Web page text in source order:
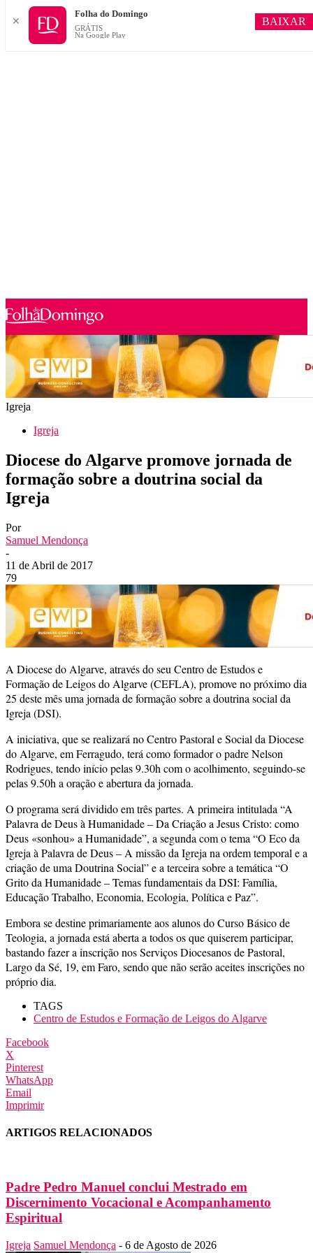
Igreja
Igreja
Diocese do Algarve promove jornada de
formação sobre a doutrina social da
Igreja
Por
Samuel Mendonça
-
11 de Abril de 2017
79
A Diocese do Algarve, através do seu Centro de Estudos e
Formação de Leigos do Algarve (CEFLA), promove no próximo dia
25 deste mês uma jornada de formação sobre a doutrina social da
Igreja (DSI).
A iniciativa, que se realizará no Centro Pastoral e Social da Diocese
do Algarve, em Ferragudo, terá como formador o padre Nelson
Rodrigues, tendo início pelas 9.30h com o acolhimento, seguindo-se
pelas 9.50h a oração e abertura da jornada.
O programa será dividido em três partes. A primeira intitulada “A
Palavra de Deus à Humanidade – Da Criação a Jesus Cristo: como
Deus «sonhou» a Humanidade”, a segunda com o tema “O Eco da
Igreja à Palavra de Deus – A missão da Igreja na ordem temporal e a
criação de uma Doutrina Social” e a terceira sobre a temática “O
Grito da Humanidade – Temas fundamentais da DSI: Família,
Educação Trabalho, Economia, Ecologia, Política e Paz”.
Embora se destine primariamente aos alunos do Curso Básico de
Teologia, a jornada está aberta a todos os que quiserem participar,
bastando fazer a inscrição nos Serviços Diocesanos de Pastoral,
Largo da Sé, 19, em Faro, sendo que não serão aceites inscrições no
próprio dia.
TAGS
Centro de Estudos e Formação de Leigos do Algarve
Facebook
X
Pinterest
WhatsApp
Email
Imprimir
ARTIGOS RELACIONADOS
Padre Pedro Manuel conclui Mestrado em
Discernimento Vocacional e Acompanhamento
Espiritual
Igreja Samuel Mendonça - 6 de Agosto de 2026
✕
Folha do Domingo
GRÁTIS
Na Google Play
BAIXAR